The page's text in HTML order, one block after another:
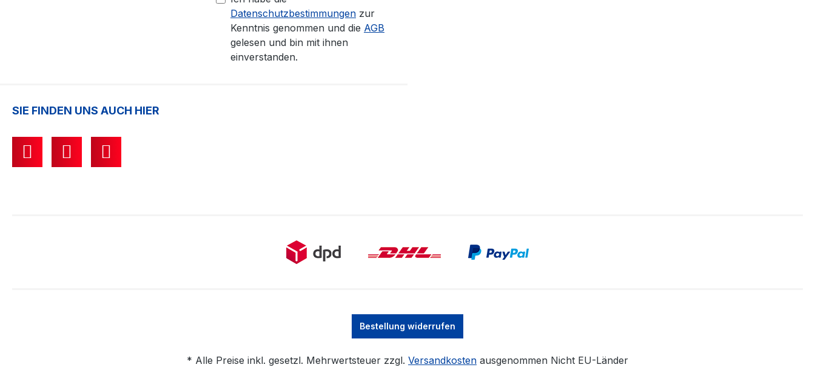
Datenschutzbestimmungen zur
Kenntnis genommen und die AGB
gelesen und bin mit ihnen
einverstanden.
SIE FINDEN UNS AUCH HIER
Bestellung widerrufen
* Alle Preise inkl. gesetzl. Mehrwertsteuer zzgl. Versandkosten ausgenommen Nicht EU-Länder